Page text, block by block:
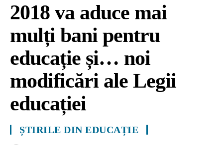
2018 va aduce mai
mulți bani pentru
educație și… noi
modificări ale Legii
educației
ȘTIRILE DIN EDUCAȚIE